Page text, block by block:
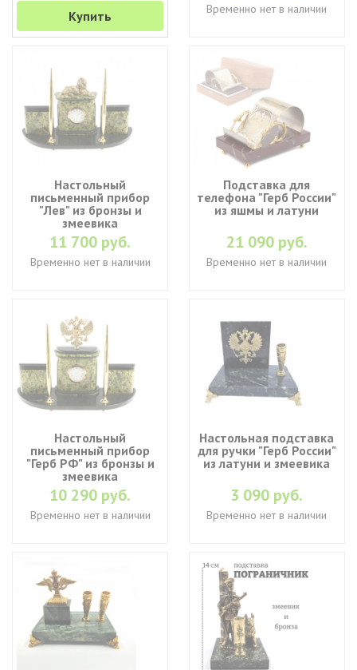
Купить Временно нет в наличии
Настольный
письменный прибор
"Лев" из бронзы и
змеевика
11 700 руб.
Временно нет в наличии
Подставка для
телефона "Герб России"
из яшмы и латуни
21 090 руб.
Временно нет в наличии
Настольный
письменный прибор
"Герб РФ" из бронзы и
змеевика
10 290 руб.
Временно нет в наличии
Настольная подставка
для ручки "Герб России"
из латуни и змеевика
3 090 руб.
Временно нет в наличии